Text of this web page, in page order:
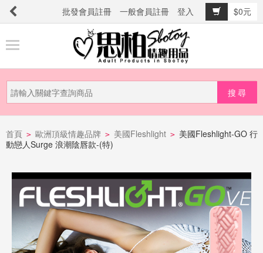
批發會員註冊 一般會員註冊 登入
$0元
品
新
品
上
防
騙
首頁 > 歐洲頂級情趣品牌 > 美國Fleshlight > 美國Fleshlight-GO 行
動戀人Surge 浪潮陰唇款-(特)